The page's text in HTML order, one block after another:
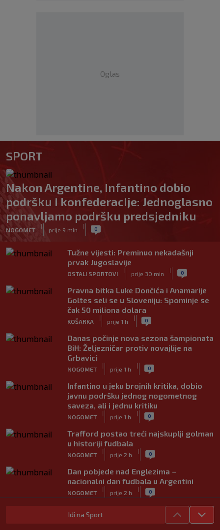
Oglas
SPORT
Nakon Argentine, Infantino dobio
podršku i konfederacije: Jednoglasno
ponavljamo podršku predsjedniku
NOGOMET
|
prije 9 min
| 0
Tužne vijesti: Preminuo nekadašnji
prvak Jugoslavije
OSTALI SPORTOVI
|
prije 30 min
| 0
Pravna bitka Luke Dončića i Anamarije
Goltes seli se u Sloveniju: Spominje se
čak 50 miliona dolara
KOŠARKA
|
prije 1 h
| 0
Danas počinje nova sezona šampionata
BiH: Željezničar protiv novajlije na
Grbavici
NOGOMET
|
prije 1 h
| 0
Infantino u jeku brojnih kritika, dobio
javnu podršku jednog nogometnog
saveza, ali i jednu kritiku
NOGOMET
|
prije 1 h
| 0
Trafford postao treći najskuplji golman
u historiji fudbala
NOGOMET
|
prije 2 h
| 0
Dan pobjede nad Englezima –
nacionalni dan fudbala u Argentini
NOGOMET
|
prije 2 h
| 0
Tabaković riješio evropski meč i
Salzburgu donio pobjedu (VIDEO)
Idi na Sport